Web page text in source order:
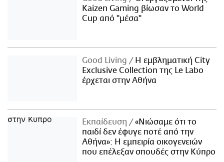
Kaizen Gaming βίωσαν το World
Cup από "μέσα"
Good Living
Η εμβληματική City
Exclusive Collection της Le Labo
έρχεται στην Αθήνα
Εκπαίδευση
«Νιώσαμε ότι το
παιδί δεν έφυγε ποτέ από την
Αθήνα»: Η εμπειρία οικογενειών
που επέλεξαν σπουδές στην Κύπρο